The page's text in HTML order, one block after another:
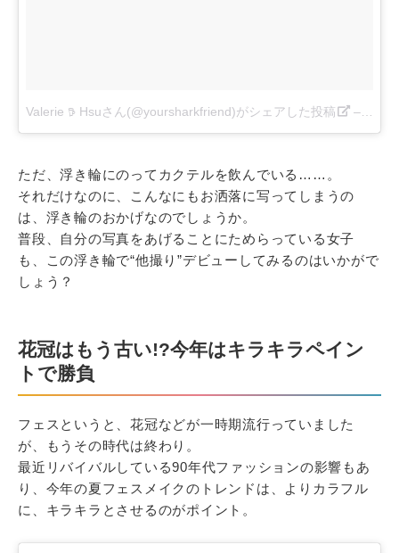
Valerie 𖠚 Hsuさん(@yoursharkfriend)がシェアした投稿 – 2017
ただ、浮き輪にのってカクテルを飲んでいる……。
それだけなのに、こんなにもお洒落に写ってしまうの
は、浮き輪のおかげなのでしょうか。
普段、自分の写真をあげることにためらっている女子
も、この浮き輪で“他撮り”デビューしてみるのはいかがで
しょう？
花冠はもう古い!?今年はキラキラペイン
トで勝負
フェスというと、花冠などが一時期流行っていました
が、もうその時代は終わり。
最近リバイバルしている90年代ファッションの影響もあ
り、今年の夏フェスメイクのトレンドは、よりカラフル
に、キラキラとさせるのがポイント。